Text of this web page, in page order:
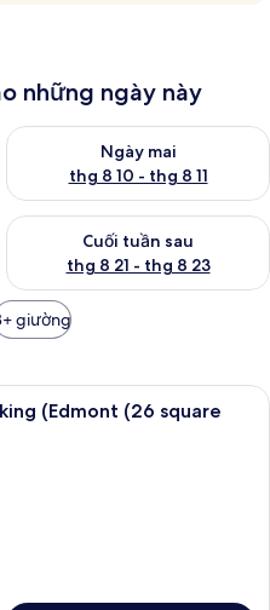
những ngày này
8 9 - thg 8 10
Ngày mai
thg 8 10 - thg 8 11
Kiểm tra lượng phòng ngày
từ thg 8 14 - thg 8 16
Cuối tuần sau
thg 8 21 - thg 8 23
Kiểm tra lượng phòng cuối
giường
Bộ đồ giường cao cấp, chăn bông,
(Edmont (26 square